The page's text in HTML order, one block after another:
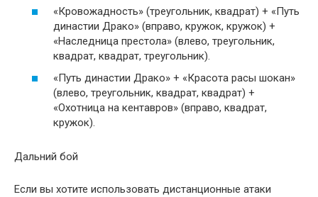
«Кровожадность» (треугольник, квадрат) + «Путь
династии Драко» (вправо, кружок, кружок) +
«Наследница престола» (влево, треугольник,
квадрат, квадрат, треугольник).
«Путь династии Драко» + «Красота расы шокан»
(влево, треугольник, квадрат, квадрат) +
«Охотница на кентавров» (вправо, квадрат,
кружок).
Дальний бой
Если вы хотите использовать дистанционные атаки